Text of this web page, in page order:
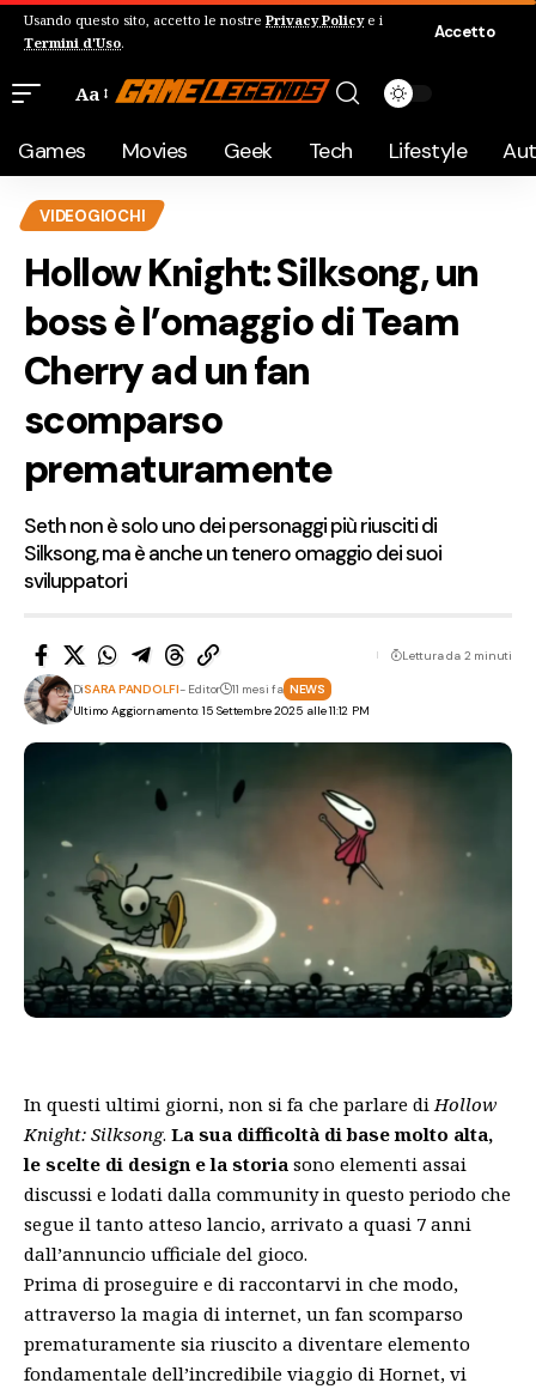
Usando questo sito, accetto le nostre Privacy Policye i
Termini d'Uso.
Accetto
Aa
Games Movies Geek Tech Lifestyle
VIDEOGIOCHI
Hollow Knight: Silksong, un
boss è l’omaggio di Team
Cherry ad un fan
scomparso
prematuramente
Seth non è solo uno dei personaggi più riusciti di
Silksong, ma è anche un tenero omaggio dei suoi
sviluppatori
Ultimo Aggiornamento: 15 Settembre 2025 alle 11:12 PM
DiSARA PANDOLFI- Editor 11 mesi fa NEWS
Lettura da 2 minuti
In questi ultimi giorni, non si fa che parlare di Hollow
Knight: Silksong. La sua difficoltà di base molto alta,
le scelte di design e la storia sono elementi assai
discussi e lodati dalla community in questo periodo che
segue il tanto atteso lancio, arrivato a quasi 7 anni
dall’annuncio ufficiale del gioco.
Prima di proseguire e di raccontarvi in che modo,
attraverso la magia di internet, un fan scomparso
prematuramente sia riuscito a diventare elemento
fondamentale dell’incredibile viaggio di Hornet, vi